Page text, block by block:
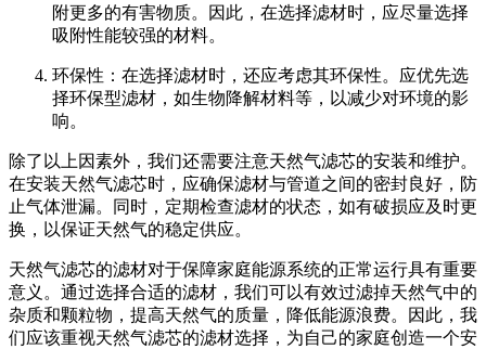
附更多的有害物质。因此，在选择滤材时，应尽量选择
吸附性能较强的材料。
环保性：在选择滤材时，还应考虑其环保性。应优先选
择环保型滤材，如生物降解材料等，以减少对环境的影
响。
除了以上因素外，我们还需要注意天然气滤芯的安装和维护。
在安装天然气滤芯时，应确保滤材与管道之间的密封良好，防
止气体泄漏。同时，定期检查滤材的状态，如有破损应及时更
换，以保证天然气的稳定供应。
天然气滤芯的滤材对于保障家庭能源系统的正常运行具有重要
意义。通过选择合适的滤材，我们可以有效过滤掉天然气中的
杂质和颗粒物，提高天然气的质量，降低能源浪费。因此，我
们应该重视天然气滤芯的滤材选择，为自己的家庭创造一个安